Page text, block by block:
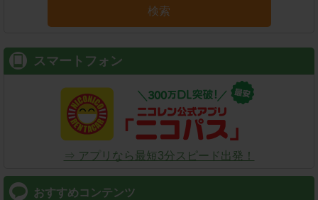
検索
スマートフォン
⇒ アプリなら最短3分スピード出発！
おすすめコンテンツ